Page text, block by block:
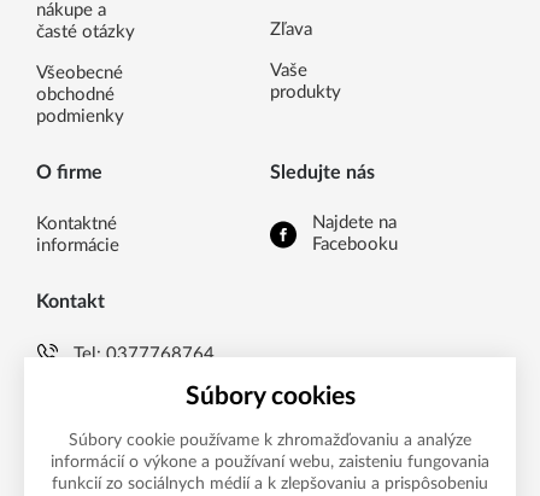
nákupe a
časté otázky
Všeobecné
obchodné
podmienky
Zľava
Vaše
produkty
O firme
Kontaktné
informácie
Sledujte nás
Najdete na
Facebooku
Kontakt
Tel:0377768764
eshop@dexis.sk
Hlavná 1893, 952 01
Vráble, SK
Súbory cookies
Súbory cookie používame k zhromažďovaniu a analýze
informácií o výkone a používaní webu, zaisteniu fungovania
funkcií zo sociálnych médií a k zlepšovaniu a prispôsobeniu